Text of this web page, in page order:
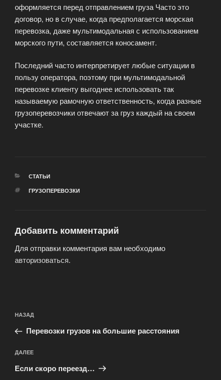
оформляется перед отправлением груза Часто это
договор, но в случае, когда предполагается морская
перевозка, даже мультимодальная с использованием
морского пути, составляется коносамент.
Последний часто интерпретирует любые ситуации в
пользу оператора, поэтому при мультимодальной
перевозке клиенту выгоднее использовать так
называемую рамочную ответственность, когда разные
грузоперевозчики отвечают за груз каждый на своем
участке.
РУБРИКИ
СТАТЬИ
МЕТКИ
ГРУЗОПЕРЕВОЗКИ
Добавить комментарий
Для отправки комментария вам необходимо
авторизоваться.
по
записям
Предыдущая
запись:
НАЗАД
Перевозки грузов на большие расстояния
Следующая
запись
ДАЛЕЕ
Если скоро переезд…